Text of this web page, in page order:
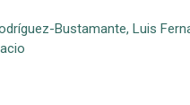
Bustamante, Luis